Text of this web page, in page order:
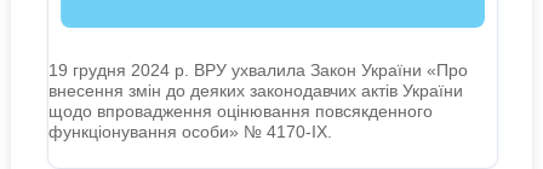
19 грудня 2024 р. ВРУ ухвалила Закон України «Про
внесення змін до деяких законодавчих актів України
щодо впровадження оцінювання повсякденного
функціонування особи» № 4170-IX.